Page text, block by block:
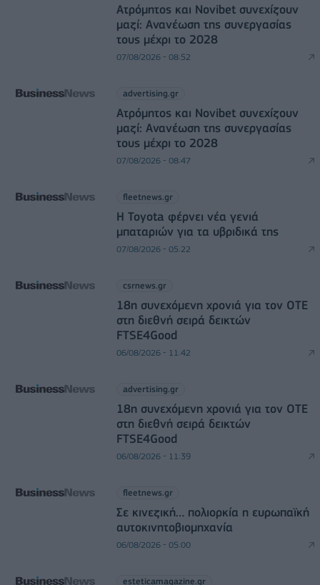
Ατρόμητος και Novibet συνεχίζουν
μαζί: Ανανέωση της συνεργασίας
τους μέχρι το 2028
07/08/2026 - 08:52
advertising.gr
Ατρόμητος και Novibet συνεχίζουν
μαζί: Ανανέωση της συνεργασίας
τους μέχρι το 2028
07/08/2026 - 08:47
fleetnews.gr
Η Toyota φέρνει νέα γενιά
μπαταριών για τα υβριδικά της
07/08/2026 - 05:22
csrnews.gr
18η συνεχόμενη χρονιά για τον ΟΤΕ
στη διεθνή σειρά δεικτών
FTSE4Good
06/08/2026 - 11:42
advertising.gr
18η συνεχόμενη χρονιά για τον ΟΤΕ
στη διεθνή σειρά δεικτών
FTSE4Good
06/08/2026 - 11:39
fleetnews.gr
Σε κινεζική… πολιορκία η ευρωπαϊκή
αυτοκινητοβιομηχανία
06/08/2026 - 05:00
esteticamagazine.gr